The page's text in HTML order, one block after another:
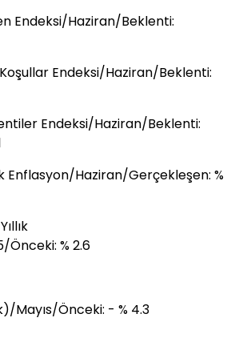
Endeksi/Haziran/Beklenti:
Endeksi/Haziran/Beklenti:
Endeksi/Haziran/Beklenti:
Enflasyon/Haziran/Gerçekleşen: %
Önceki: % 2.6
Mayıs/Önceki: - % 4.3